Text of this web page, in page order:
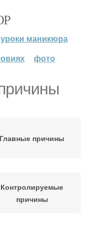
уроки маникюра
фото
Главные причины
Контролируемые
причины